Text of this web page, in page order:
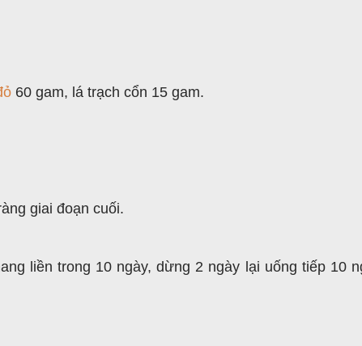
60 gam, lá trạch cổn 15 gam.
giai đoạn cuối.
liền trong 10 ngày, dừng 2 ngày lại uống tiếp 10